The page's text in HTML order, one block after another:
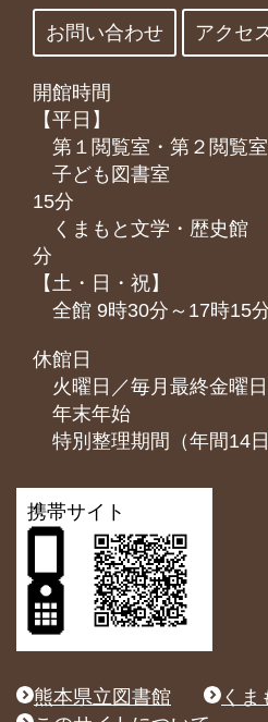
お問い合わせ アクセ
開館時間
【平日】
第１閲覧室・第２閲覧
子ども図書室 9
15分
くまもと⽂学・歴史館
分
【土・日・祝】
全館 9時30分～17時15
休館日
火曜日／毎月最終金曜日
年末年始
特別整理期間（年間14日
携帯サイト
熊本県立図書館
くま